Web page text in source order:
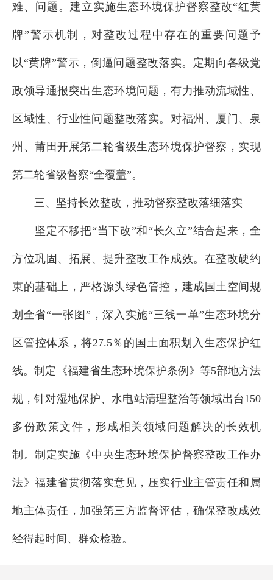
难、问题。建立实施生态环境保护督察整改“红黄
牌”警示机制，对整改过程中存在的重要问题予
以“黄牌”警示，倒逼问题整改落实。定期向各级党
政领导通报突出生态环境问题，有力推动流域性、
区域性、行业性问题整改落实。对福州、厦门、泉
州、莆田开展第二轮省级生态环境保护督察，实现
第二轮省级督察“全覆盖”。
三、坚持长效整改，推动督察整改落细落实
坚定不移把“当下改”和“长久立”结合起来，全
方位巩固、拓展、提升整改工作成效。在整改硬约
束的基础上，严格源头绿色管控，建成国土空间规
划全省“一张图”，深入实施“三线一单”生态环境分
区管控体系，将27.5％的国土面积划入生态保护红
线。制定《福建省生态环境保护条例》等5部地方法
规，针对湿地保护、水电站清理整治等领域出台150
多份政策文件，形成相关领域问题解决的长效机
制。制定实施《中央生态环境保护督察整改工作办
法》福建省贯彻落实意见，压实行业主管责任和属
地主体责任，加强第三方监督评估，确保整改成效
经得起时间、群众检验。